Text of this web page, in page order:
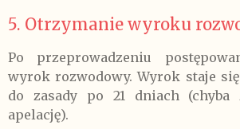
5. Otrzymanie wyroku
Po przeprowadzeniu
wyrok rozwodowy. Wyrok staje
do zasady po 21 dniach (chyba
apelację).